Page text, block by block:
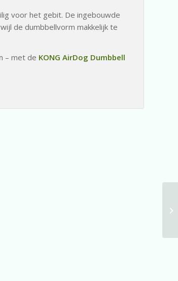
voor het gebit. De ingebouwde
de dumbbellvorm makkelijk te
– met de KONG AirDog Dumbbell